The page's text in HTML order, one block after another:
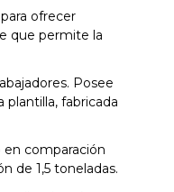
ofrecer
que permite la
Posee
fabricada
comparación
de 1,5 toneladas.